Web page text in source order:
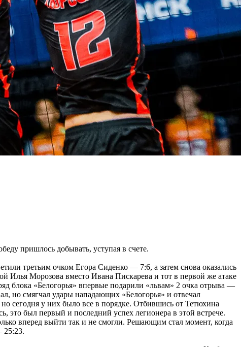
пришлось добывать, уступая в счете.
третьим очком Егора Сиденко — 7:6, а затем снова оказались
Илья Морозова вместо Ивана Пискарева и тот в первой же атаке
блока «Белогорья» впервые подарили «львам» 2 очка отрыва —
но смягчал удары нападающих «Белогорья» и отвечал
сегодня у них было все в порядке. Отбившись от Тетюхина
был первый и последний успех легионера в этой встрече.
вперед выйти так и не смогли. Решающим стал момент, когда
25:23.